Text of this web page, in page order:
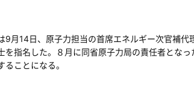
月14日、原子力担当の首席エネルギー次官補代
を指名した。８月に同省原子力局の責任者とな
ことになる。